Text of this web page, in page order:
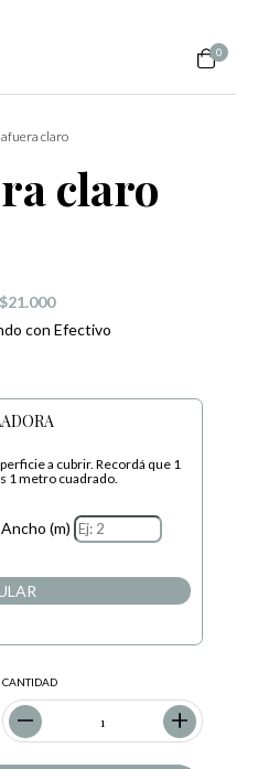
0
claro
claro
$21.000
con Efectivo
a cubrir. Recordá que 1
1 metro cuadrado.
Ancho (m)
CANTIDAD